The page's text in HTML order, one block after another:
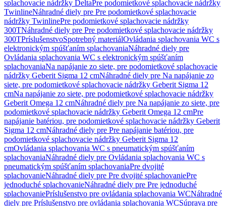
splachovacie nádržky DeltaPre podomietkové splachovacie nádržky
TwinlineNáhradné diely pre Pre podomietkové splachovacie
nádržky TwinlinePre podomietkové splachovacie nádržky
300TNáhradné diely pre Pre podomietkové splachovacie nádržky
300TPríslušenstvoSpotrebný materiálOvládania splachovania WC s
elektronickým spúšťaním splachovaniaNáhradné diely pre
Ovládania splachovania WC s elektronickým spúšťaním
splachovaniaNa napájanie zo siete, pre podomietkové splachovacie
nádržky Geberit Sigma 12 cmNáhradné diely pre Na napájanie zo
siete, pre podomietkové splachovacie nádržky Geberit Sigma 12
cmNa napájanie zo siete, pre podomietkové splachovacie nádržky
Geberit Omega 12 cmNáhradné diely pre Na napájanie zo siete, pre
podomietkové splachovacie nádržky Geberit Omega 12 cmPre
napájanie batériou, pre podomietkové splachovacie nádržky Geberit
Sigma 12 cmNáhradné diely pre Pre napájanie batériou, pre
podomietkové splachovacie nádržky Geberit Sigma 12
cmOvládania splachovania WC s pneumatickým spúšťaním
splachovaniaNáhradné diely pre Ovládania splachovania WC s
pneumatickým spúšťaním splachovaniaPre dvojité
splachovanieNáhradné diely pre Pre dvojité splachovaniePre
jednoduché splachovanieNáhradné diely pre Pre jednoduché
splachovaniePríslušenstvo pre ovládania splachovania WCNáhradné
diely pre Príslušenstvo pre ovládania splachovania WCSúprava pre